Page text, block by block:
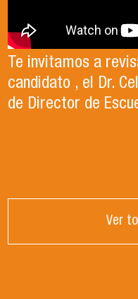
El 15 de enero, el
del Deporte de la
Estudiantil Usach,
deportistas más
En este segundo
Proyecto Ludo
profesor Claudio
Pedagogía en
Te invitamos a
candidato , el Dr.
de Director de
Ver